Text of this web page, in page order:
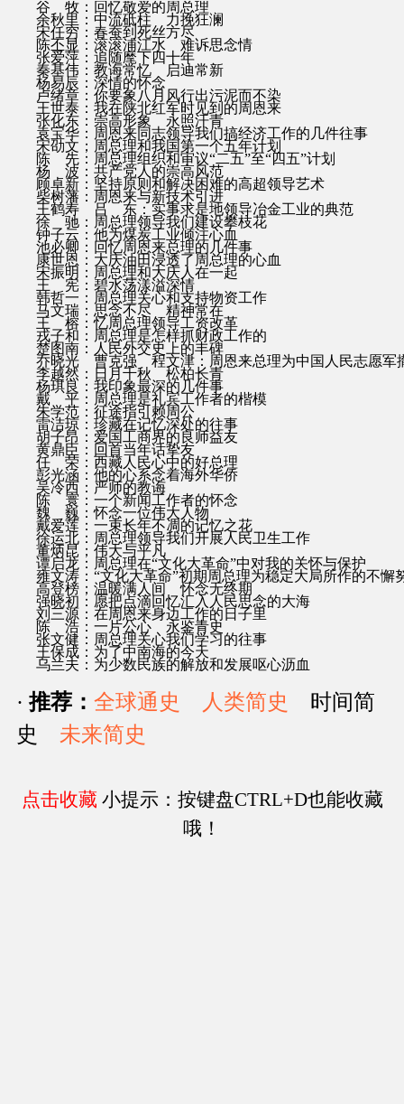
谷 牧：回忆敬爱的周总理
余秋里：中流砥柱 力挽狂澜
宋任穷：春蚕到死丝方尽
陈丕显：滚滚浦江水 难诉思念情
张爱萍：追随麾下四十年
秦基伟：教诲常忆 启迪常新
杨易辰：深情的怀念
卢绪章：你要象八月风行出污泥而不染
王世泰：我在陕北红军时见到的周恩来
张化东：崇高形象 永照汗青
袁宝华：周恩来同志领导我们搞经济工作的几件往事
宋劭文；周总理和我国第一个五年计划
陈 先：周总理组织和审议“二五”至“四五”计划
杨 波：共产党人的崇高风范
顾卓新：坚持原则和解决困难的高超领导艺术
柴树藩：周恩来与新技术引进
王鹤寿 吕 东：实事求是地领导冶金工业的典范
徐 驰：周总理领导我们建设攀枝花
钟子云：他为煤炭工业倾注心血
池必卿：回忆周恩来总理的几件事
康世恩：大庆油田浸透了周总理的心血
宋振明：周总理和大庆人在一起
王 宪：碧水荡漾溢深情
韩哲一：周总理关心和支持物资工作
马文瑞：思念不尽 精神常在
王 榕：忆周总理领导工资改革
戎子和：周总理是怎样抓财政工作的
楚图南：人民外交史上的丰碑
乔晓光 曹克强 程文津：周恩来总理为中国人民志愿军
李越然：日月千秋 松柏长青
杨琪良：我印象最深的几件事
戴 平：周总理是礼宾工作者的楷模
朱学范：征途指引赖周公
雷洁琼：珍藏在记忆深处的往事
胡子昂：爱国工商界的良师益友
黄鼎臣：回首当年话挚友
任 荣：西藏人民心中的好总理
彭光涵：他的心系念着海外华侨
吴冷西：严师的教诲
陈 寰：一个新闻工作者的怀念
魏 巍：怀念一位伟大人物
戴爱莲：一束长年不凋的记忆之花
徐运北：周总理领导我们开展人民卫生工作
董炳昆；伟大与平凡
谭启龙：周总理在“文化大革命”中对我的关怀与保护
雍文涛：“文化大革命”初期周总理为稳定大局所作的不懈
高登榜；温暖满人间 怀念无终期
强晓初：愿把点滴回忆汇入人民思念的大海
刘三源：在周恩来身边工作的日子里
陈 浩：一片公心 永鉴青史
张文健：周总理关心我们学习的往事
王保成：为了中南海的今天
乌兰夫：为少数民族的解放和发展呕心沥血
· 推荐： 全球通史 人类简史
时间简
史 未来简史
点击收藏 小提示：按键盘CTRL+D也能收藏
哦！